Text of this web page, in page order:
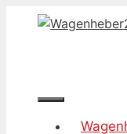
Menü